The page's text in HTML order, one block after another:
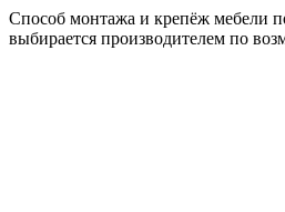
Способ монтажа и крепёж мебели
выбирается производителем по